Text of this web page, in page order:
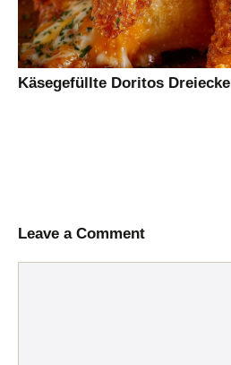
Käsegefüllte Doritos Dreiecke
Leave a Comment